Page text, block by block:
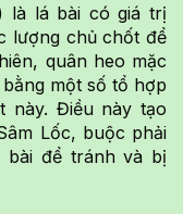
là lá bài có giá trị
lượng chủ chốt để
quân heo mặc
một số tổ hợp
này. Điều này tạo
Lốc, buộc phải
bài để tránh và bị